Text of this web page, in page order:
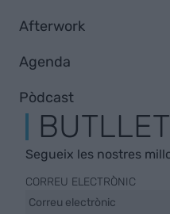
Afterwork
Agenda
Pòdcast
Segueix les nostres
CORREU ELECTRÒNIC